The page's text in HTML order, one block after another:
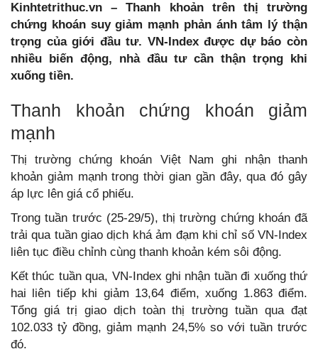
Kinhtetrithuc.vn – Thanh khoản trên thị trường
chứng khoán suy giảm mạnh phản ánh tâm lý thận
trọng của giới đầu tư. VN-Index được dự báo còn
nhiều biến động, nhà đầu tư cần thận trọng khi
xuống tiền.
Thanh khoản chứng khoán giảm
mạnh
Thị trường chứng khoán Việt Nam ghi nhận thanh
khoản giảm mạnh trong thời gian gần đây, qua đó gây
áp lực lên giá cổ phiếu.
Trong tuần trước (25-29/5), thị trường chứng khoán đã
trải qua tuần giao dịch khá ảm đạm khi chỉ số VN-Index
liên tục điều chỉnh cùng thanh khoản kém sôi động.
Kết thúc tuần qua, VN-Index ghi nhận tuần đi xuống thứ
hai liên tiếp khi giảm 13,64 điểm, xuống 1.863 điểm.
Tổng giá trị giao dịch toàn thị trường tuần qua đạt
102.033 tỷ đồng, giảm mạnh 24,5% so với tuần trước
đó.